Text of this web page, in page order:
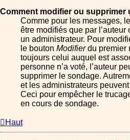
Comment modifier ou supprimer
Comme pour les messages,
être modifiés que par
un administrateur. Pour
le bouton Modifierdu premier
toujours celui auquel est
personne n’a voté, l’auteur
supprimer le sondage.
et les administrateurs
Ceci pour empêcher le
en cours de sondage.
Haut